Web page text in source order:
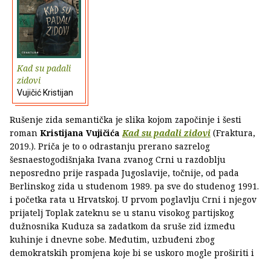
Kad su padali
zidovi
Vujičić Kristijan
Rušenje zida semantička je slika kojom započinje i šesti
roman Kristijana Vujičića Kad su padali zidovi (Fraktura,
2019.). Priča je to o odrastanju prerano sazrelog
šesnaestogodišnjaka Ivana zvanog Crni u razdoblju
neposredno prije raspada Jugoslavije, točnije, od pada
Berlinskog zida u studenom 1989. pa sve do studenog 1991.
i početka rata u Hrvatskoj. U prvom poglavlju Crni i njegov
prijatelj Toplak zateknu se u stanu visokog partijskog
dužnosnika Kuduza sa zadatkom da sruše zid između
kuhinje i dnevne sobe. Međutim, uzbuđeni zbog
demokratskih promjena koje bi se uskoro mogle proširiti i